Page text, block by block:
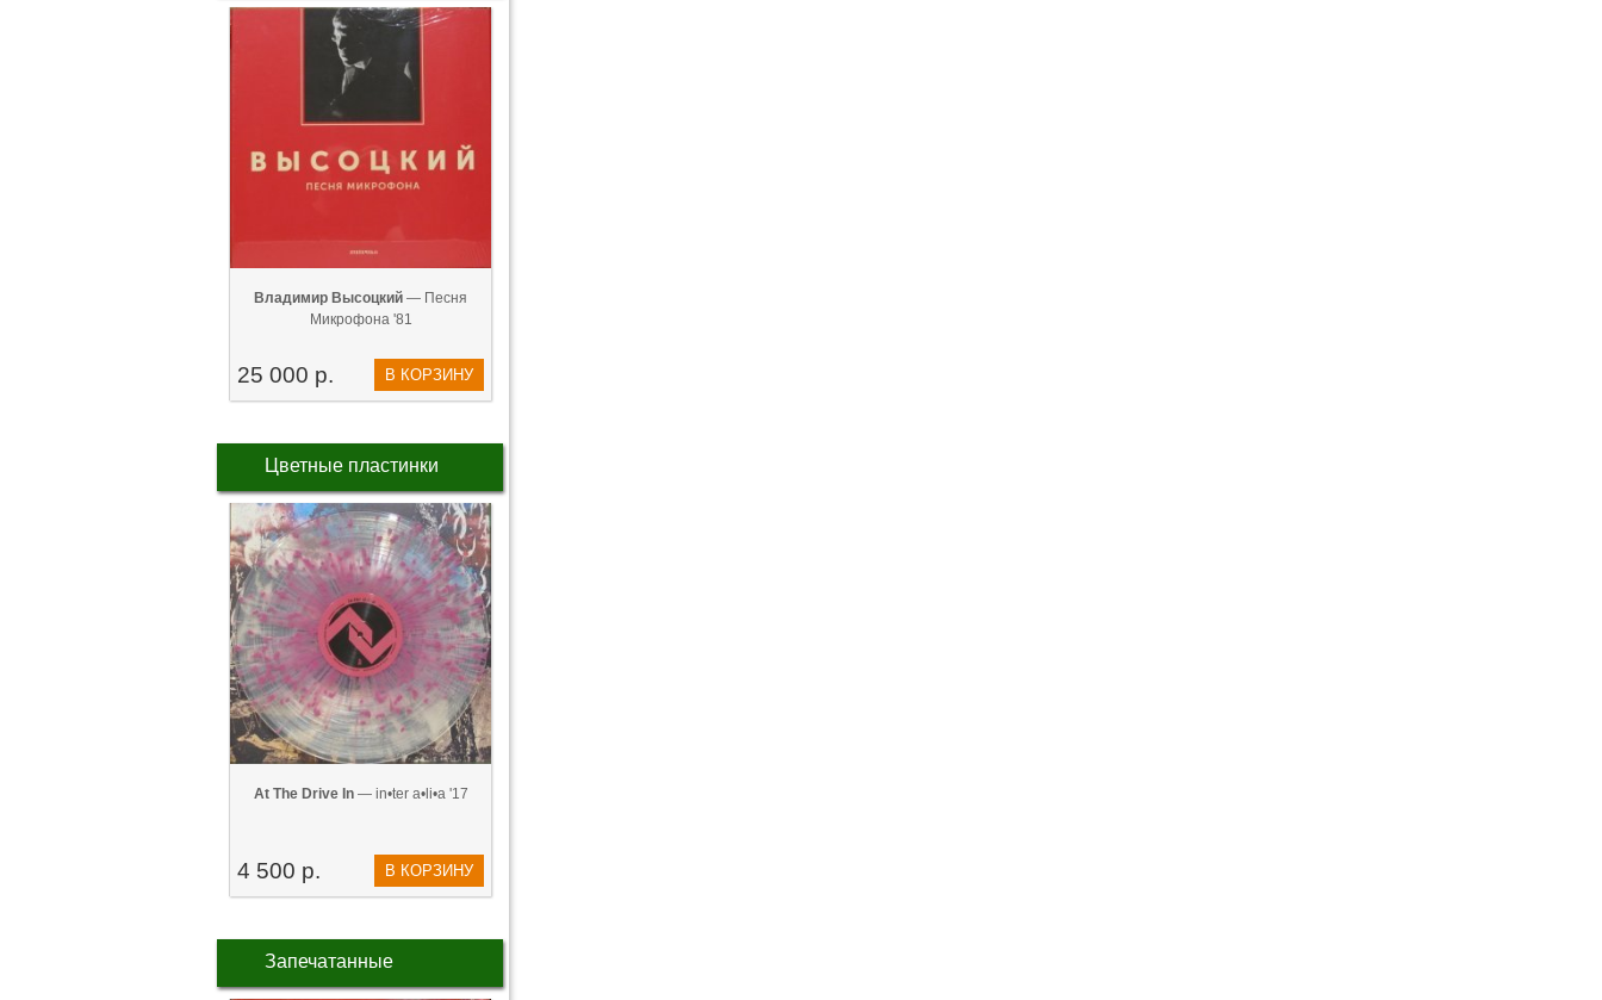
Владимир Высоцкий — Песня
Микрофона '81
25 000 р. В КОРЗИНУ
Цветные пластинки
At The Drive In— in•ter a•li•a '17
4 500 р. В КОРЗИНУ
Запечатанные